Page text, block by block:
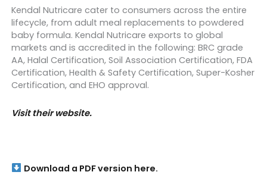
Kendal Nutricare cater to consumers across the entire
lifecycle, from adult meal replacements to powdered
baby formula. Kendal Nutricare exports to global
markets and is accredited in the following: BRC grade
AA, Halal Certification, Soil Association Certification, FDA
Certification, Health & Safety Certification, Super-Kosher
Certification, and EHO approval.
Visit their website.
Download a PDF version here.